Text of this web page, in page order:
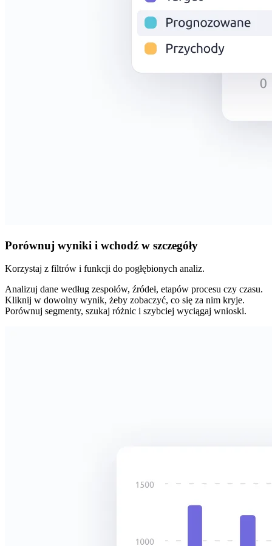
Porównuj wyniki i wchodź w szczegóły
Korzystaj z filtrów i funkcji do pogłębionych analiz.
Analizuj dane według zespołów, źródeł, etapów procesu czy czasu.
Kliknij w dowolny wynik, żeby zobaczyć, co się za nim kryje.
Porównuj segmenty, szukaj różnic i szybciej wyciągaj wnioski.